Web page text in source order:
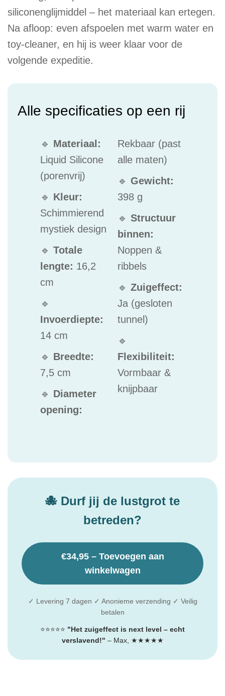
siliconenglijmiddel – het materiaal kan ertegen.
Na afloop: even afspoelen met warm water en
toy-cleaner, en hij is weer klaar voor de
volgende expeditie.
Alle specificaties op een rij
🔹 Materiaal:
Liquid Silicone
(porenvrij)
🔹 Kleur:
Schimmierend
mystiek design
🔹 Totale
lengte: 16,2
cm
🔹
Invoerdiepte:
14 cm
🔹 Breedte:
7,5 cm
🔹 Diameter
opening:
Rekbaar (past
alle maten)
🔹 Gewicht:
398 g
🔹 Structuur
binnen:
Noppen &
ribbels
🔹 Zuigeffect:
Ja (gesloten
tunnel)
🔹
Flexibiliteit:
Vormbaar &
knijpbaar
🐙 Durf jij de lustgrot te
betreden?
€34,95 – Toevoegen aan
winkelwagen
✓ Levering 7 dagen ✓ Anonieme verzending ✓ Veilig
betalen
⭐⭐⭐⭐⭐ "Het zuigeffect is next level – echt
verslavend!" – Max, ★★★★★